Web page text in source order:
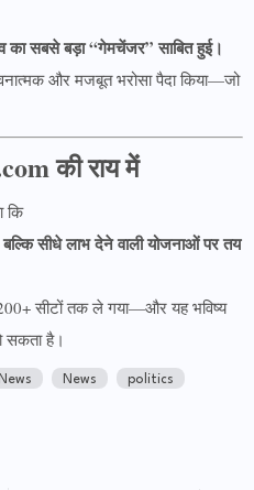
का सबसे बड़ा “गेमचेंजर” साबित हुई।
और मजबूत भरोसा पैदा किया—जो
की राय में
कि
बल्कि सीधे लाभ देने वाली योजनाओं पर तय
सीटों तक ले गया—और यह भविष्य
सकता है।
News politics